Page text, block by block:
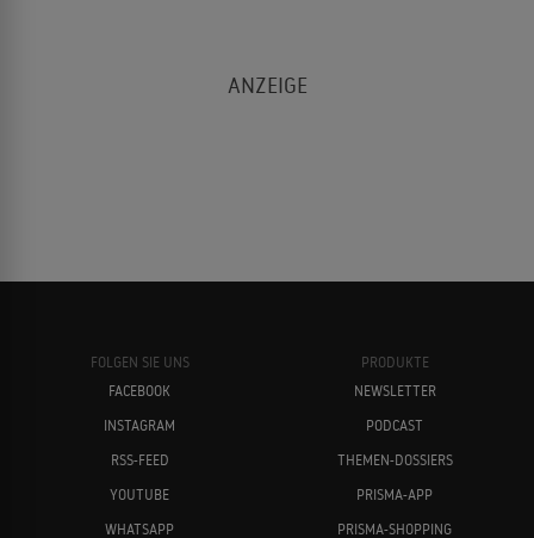
FOLGEN SIE UNS
FACEBOOK
INSTAGRAM
RSS-FEED
YOUTUBE
WHATSAPP
PRODUKTE
NEWSLETTER
PODCAST
THEMEN-DOSSIERS
PRISMA-APP
PRISMA-SHOPPING